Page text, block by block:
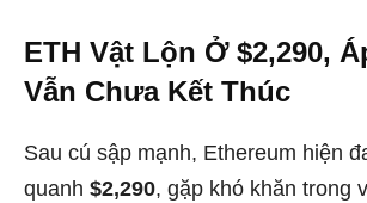
ETH Vật Lộn Ở $2,290,
Vẫn Chưa Kết Thúc
Sau cú sập mạnh, Ethereum hiện
quanh $2,290, gặp khó khăn trong